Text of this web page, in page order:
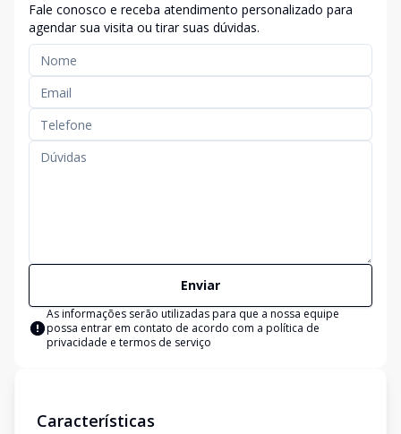
Fale conosco e receba atendimento personalizado para
agendar sua visita ou tirar suas dúvidas.
Enviar
As informações serão utilizadas para que a nossa equipe
possa entrar em contato de acordo com a política de
privacidade e termos de serviço
Características